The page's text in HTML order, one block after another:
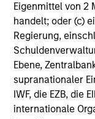
Eigenmittel von 2
handelt; oder (c)
Regierung,
Ebene,
supranationaler
IWF, die EZB, die
internationale
world
priorities
commitments,
building
As Jitania
end of